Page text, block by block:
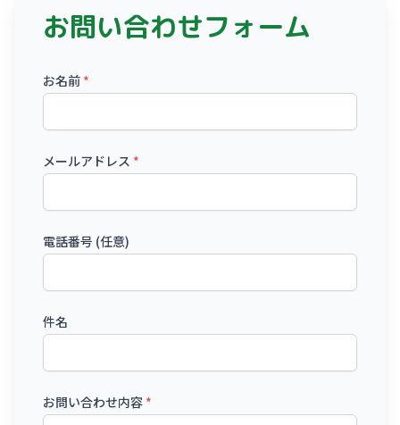
お問い合わせフォーム
お名前 *
メールアドレス *
電話番号 (任意)
件名
お問い合わせ内容 *